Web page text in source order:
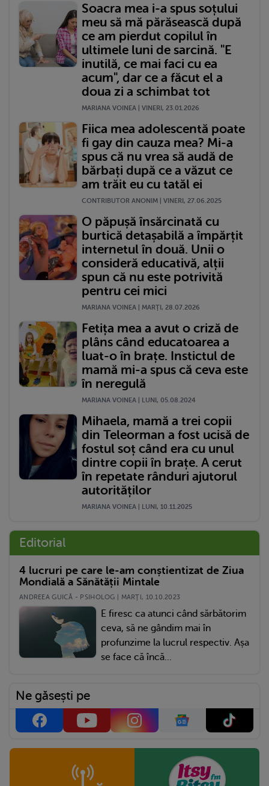
Soacra mea i-a spus soțului
meu să mă părăsească după
ce am pierdut copilul în
ultimele luni de sarcină. "E
inutilă, ce mai faci cu ea
acum", dar ce a făcut el a
doua zi a schimbat tot
MARIANA VOINEA | VINERI, 23.01.2026
Fiica mea adolescentă poate
fi gay din cauza mea? Mi-a
spus că nu vrea să audă de
bărbați după ce a văzut ce
am trăit eu cu tatăl ei
CONTRIBUTOR ANONIM | VINERI, 27.06.2025
O păpușă însărcinată cu
burtică detașabilă a împărțit
internetul în două. Unii o
consideră educativă, alții
spun că nu este potrivită
pentru cei mici
MARIANA VOINEA | MARŢI, 28.07.2026
Fetița mea a avut o criză de
plâns când educatoarea a
luat-o în brațe. Instictul de
mamă mi-a spus că ceva este
în neregulă
MARIANA VOINEA | LUNI, 05.08.2024
Mihaela, mamă a trei copii
din Teleorman a fost ucisă de
fostul soț când era cu unul
dintre copii în brațe. A cerut
în repetate rânduri ajutorul
autorităților
MARIANA VOINEA | LUNI, 10.11.2025
Editorial
4 lucruri pe care le-am conștientizat de Ziua
Mondială a Sănătății Mintale
ANDREEA GUICĂ - PSIHOLOG | MARŢI, 10.10.2023
E firesc ca atunci când sărbătorim
ceva, să ne gândim mai în
profunzime la lucrul respectiv. Așa
se face că încă...
Ne găsești pe